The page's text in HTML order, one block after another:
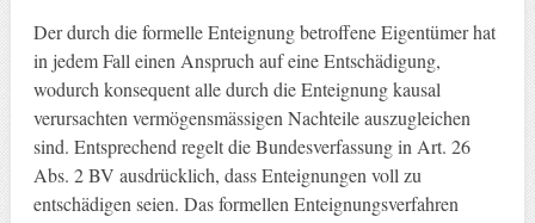
Der durch die formelle Enteignung betroffene Eigentümer hat
in jedem Fall einen Anspruch auf eine Entschädigung,
wodurch konsequent alle durch die Enteignung kausal
verursachten vermögensmässigen Nachteile auszugleichen
sind. Entsprechend regelt die Bundesverfassung in Art. 26
Abs. 2 BV ausdrücklich, dass Enteignungen voll zu
entschädigen seien. Das formellen Enteignungsverfahren